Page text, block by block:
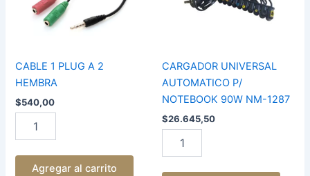
CABLE 1 PLUG A 2
HEMBRA
$540,00
cantidad
Agregar al carrito
CARGADOR UNIVERSAL
AUTOMATICO P/
NOTEBOOK 90W NM-1287
$26.645,50